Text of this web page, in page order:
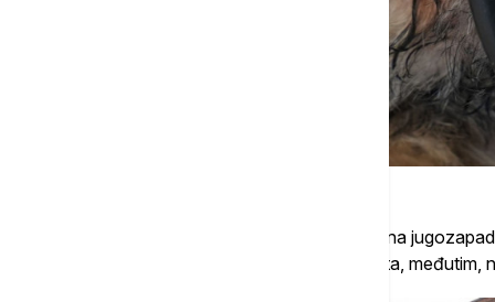
Prema zvaničnicima, požar je izbio u kući na
uključujući i četiri šteneta i tri odrasla kučeta, međutim,